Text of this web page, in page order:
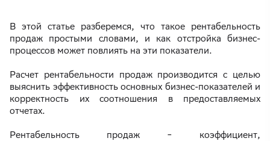
В этой статье разберемся, что такое рентабельность
продаж простыми словами, и как отстройка бизнес-
процессов может повлиять на эти показатели.
Расчет рентабельности продаж производится с целью
выяснить эффективность основных бизнес-показателей и
корректность их соотношения в предоставляемых
отчетах.
Рентабельность продаж ‒ коэффициент,